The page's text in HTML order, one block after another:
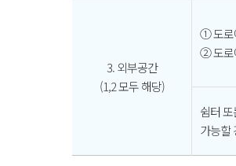
3. 외부공간
(1,2 모두 해당)
① 도로
② 도로
쉼터
가능할